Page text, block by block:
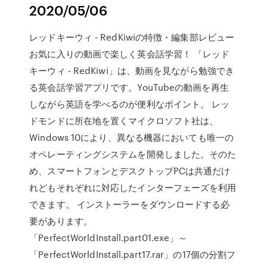
2020/05/06
レッドキーウィ - RedKiwiの特徴・編集部レビュー
お気に入りの動画で楽しく英会話学習！ 「レッド
キーウィ - RedKiwi」は、動画を見ながら勉強でき
る英会話学習アプリです。YouTubeの動画を再生
しながら英語を学べるのが便利なポイント。 レッ
ドモンドに所在地を置くマイクロソフト社は、
Windows 10により、異なる機器においても唯一の
オペレーティングシステムを開発しました。そのた
め、スマートフォンとデスクトップPCは共通だけ
れどもそれぞれに対応したインターフェーズを利用
できます。 インストーラーをダウンロードする必
要があります。
「PerfectWorldInstall.part01.exe」～
「PerfectWorldInstall.part17.rar」の17個の分割フ